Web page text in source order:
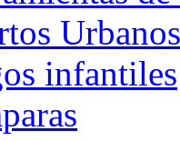
Urbanos
infantiles